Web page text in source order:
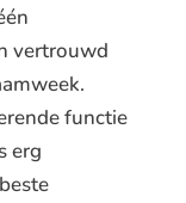
vertrouwd
functie
erg